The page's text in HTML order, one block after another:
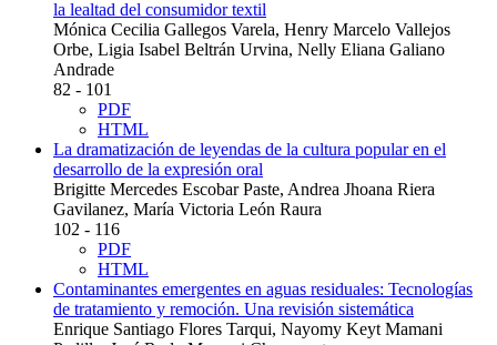
la lealtad del consumidor textil
Mónica Cecilia Gallegos Varela, Henry Marcelo Vallejos
Orbe, Ligia Isabel Beltrán Urvina, Nelly Eliana Galiano
Andrade
82 - 101
PDF
HTML
La dramatización de leyendas de la cultura popular en el
desarrollo de la expresión oral
Brigitte Mercedes Escobar Paste, Andrea Jhoana Riera
Gavilanez, María Victoria León Raura
102 - 116
PDF
HTML
Contaminantes emergentes en aguas residuales: Tecnologías
de tratamiento y remoción. Una revisión sistemática
Enrique Santiago Flores Tarqui, Nayomy Keyt Mamani